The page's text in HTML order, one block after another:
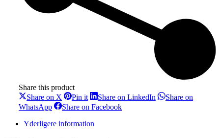
Share this product
Share on X Share
on
X
Pin itShare
on
Pinterest
Share on LinkedIn ShareShare on
WhatsAppShare
WhatsApp
Share on FacebookShare
Yderligere information